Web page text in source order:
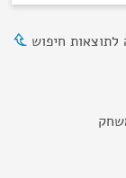
לתוצאות חיפוש